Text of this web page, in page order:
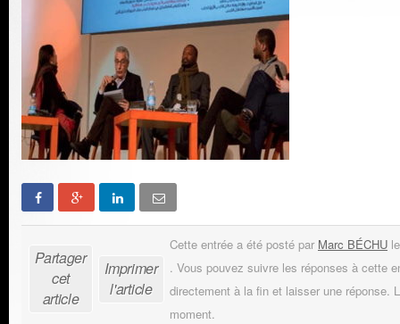
Partager
cet
article
Imprimer
l'article
Cette entrée a été posté par Marc BÉCHU
. Vous pouvez suivre les réponses à cette
directement à la fin et laisser une réponse.
moment.